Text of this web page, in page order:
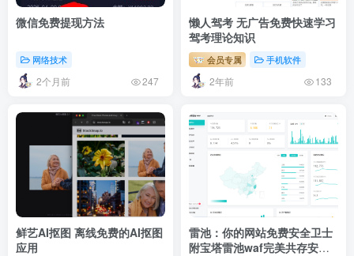
微信免费提现方法
网络技术
2个月前 247
懒人驾考 无广告免费快速学习
驾考理论知识
会员专属 手机软件
2年前 133
鲜艺AI抠图 离线免费的AI抠图
应用
雷池：你的网站免费安全卫士
附宝塔雷池waf完美共存安装